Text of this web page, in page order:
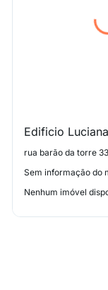
Edificio Luciana
rua barão da torre
Sem informação do
Nenhum imóvel